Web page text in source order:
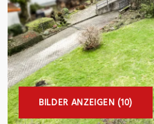
BILDER ANZEIGEN (10)